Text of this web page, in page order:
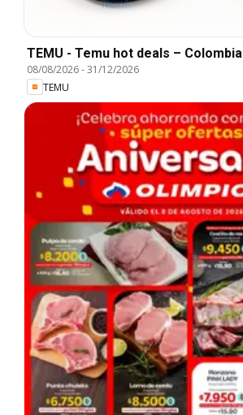
TEMU - Temu hot deals – Colombia
08/08/2026-31/12/2026
TEMU